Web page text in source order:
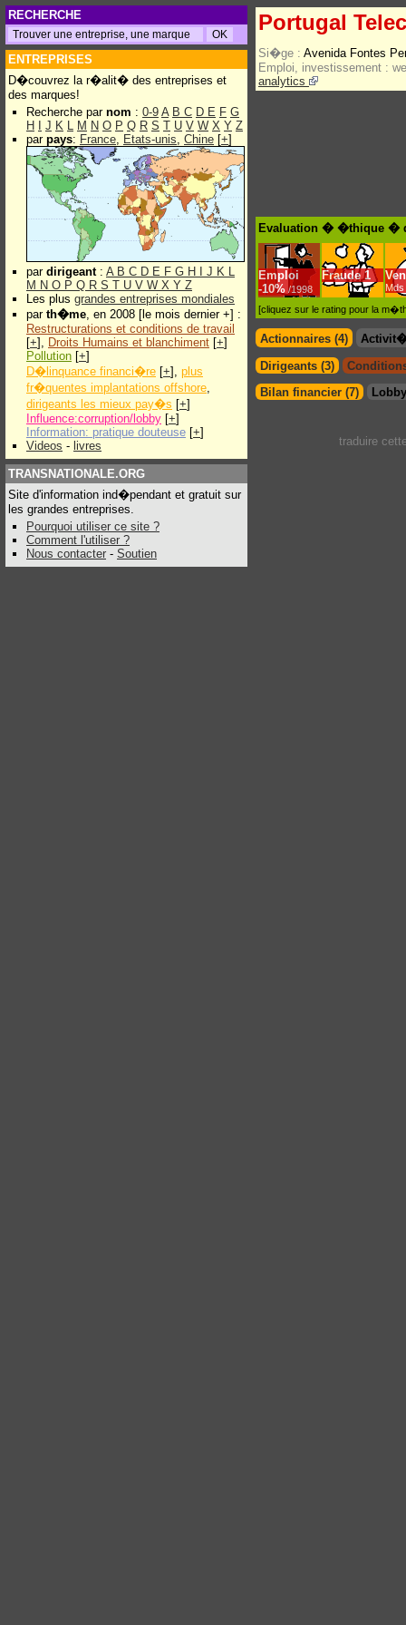
RECHERCHE
ENTREPRISES
D�couvrez la r�alit� des entreprises et
des marques!
Recherche par nom : 0-9 A B C D E F G
H
J K L M N O P Q R S T U V W X Y Z
par pays: France, Etats-unis, Chine [+]
par dirigeant: A B C D E F G H J K L
M N O P Q R S T U V W X Y Z
Les plus grandes entreprises mondiales
par th�me, en 2008 [le mois dernier +] :
Restructurations et conditions de travail
[+], Droits Humains et blanchiment [+]
Pollution [+]
D�linquance financi�re [+], plus
fr�quentes implantations offshore,
dirigeants les mieux pay�s [+]
Influence:corruption/lobby [+]
Information: pratique douteuse [+]
Videos - livres
TRANSNATIONALE.ORG
Site d'information ind�pendant et gratuit sur
les grandes entreprises.
Pourquoi utiliser ce site ?
Comment l'utiliser ?
Nous contacter - Soutien
Portugal
Si�ge : Avenida Fontes
Emploi, investissement :
analytics
Evaluation � �thique �
Emploi
-10% /1998
Fraude 1
[cliquez sur le rating pour la
Actionnaires (4)
Dirigeants (3)
Bilan financier (7)
traduire